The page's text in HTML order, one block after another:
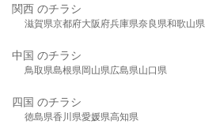
関西 のチラシ
滋賀県京都府大阪府兵庫県奈良県和歌山県
中国 のチラシ
鳥取県島根県岡山県広島県山口県
四国 のチラシ
徳島県香川県愛媛県高知県